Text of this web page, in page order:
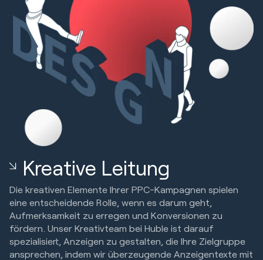
Kreative Leitung
Die kreativen Elemente Ihrer PPC-Kampagnen spielen
eine entscheidende Rolle, wenn es darum geht,
Aufmerksamkeit zu erregen und Konversionen zu
fördern. Unser Kreativteam bei Huble ist darauf
spezialisiert, Anzeigen zu gestalten, die Ihre Zielgruppe
ansprechen, indem wir überzeugende Anzeigentexte mit